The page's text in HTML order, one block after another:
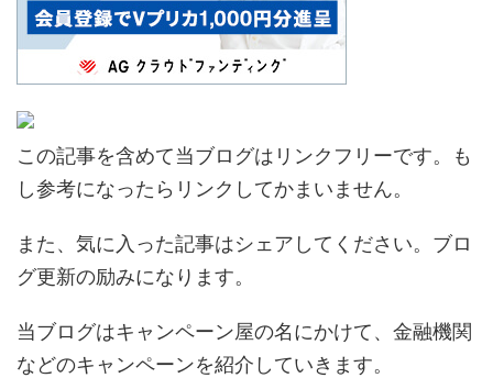
この記事を含めて当ブログはリンクフリーです。も
し参考になったらリンクしてかまいません。
また、気に入った記事はシェアしてください。ブロ
グ更新の励みになります。
当ブログはキャンペーン屋の名にかけて、金融機関
などのキャンペーンを紹介していきます。